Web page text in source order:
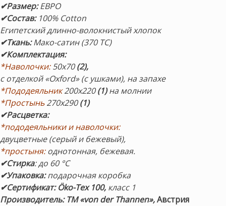
✔Размер:ЕВРО
✔Состав:100% Cotton
Египетский длинно-волокнистый хлопок
✔Ткань:Мако-сатин (370 ТС)
✔Комплектация:
*Наволочки:50х70(2),
с отделкой «Oxford» (с ушками), на запахе
*Пододеяльник200х220(1)на молнии
*Простынь270х290(1)
✔Расцветка:
*пододеяльники и наволочки:
двуцветные (серый и бежевый),
*простыня:однотонная, бежевая.
✔Стирка: до 60 °С
✔Упаковка:подарочная коробка
✔Сертификат: Öko-Tex 100, класс 1
Производитель:ТМ «von der Thannen»,Австрия